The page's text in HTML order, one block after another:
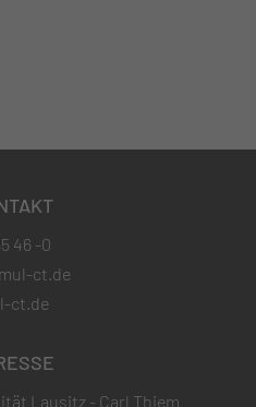
46 -0
ct.de
ct.de
Lausitz - Carl Thiem